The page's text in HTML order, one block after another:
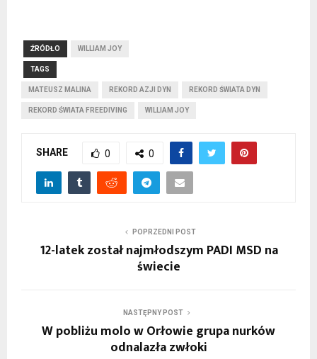
ŹRÓDŁO WILLIAM JOY
TAGS
MATEUSZ MALINA REKORD AZJI DYN REKORD ŚWIATA DYN
REKORD ŚWIATA FREEDIVING WILLIAM JOY
SHARE 0 0
POPRZEDNI POST
12-latek został najmłodszym PADI MSD na
świecie
NASTĘPNY POST
W pobliżu molo w Orłowie grupa nurków
odnalazła zwłoki